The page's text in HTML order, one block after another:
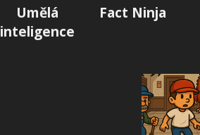
Umělá
inteligence
Fact Ninja